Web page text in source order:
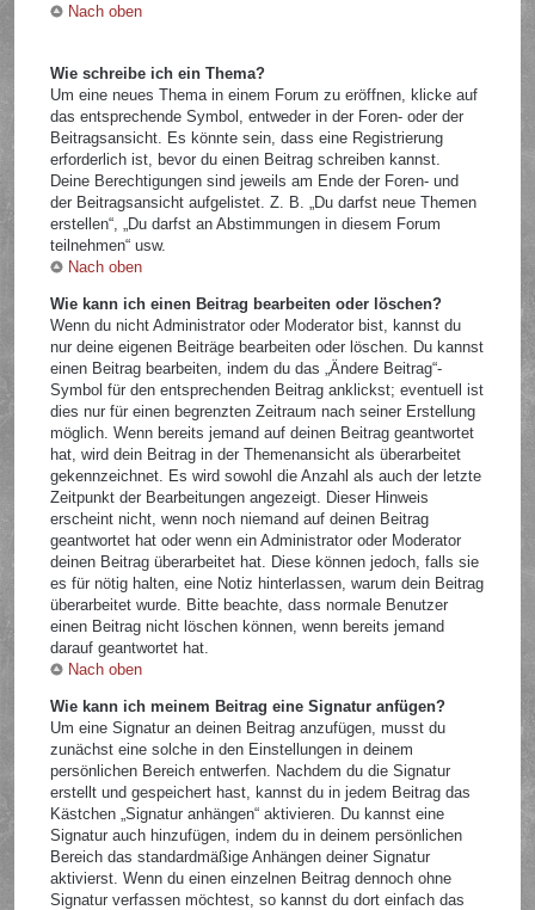
Nach oben
Wie schreibe ich ein Thema?
Um eine neues Thema in einem Forum zu eröffnen, klicke auf
das entsprechende Symbol, entweder in der Foren- oder der
Beitragsansicht. Es könnte sein, dass eine Registrierung
erforderlich ist, bevor du einen Beitrag schreiben kannst.
Deine Berechtigungen sind jeweils am Ende der Foren- und
der Beitragsansicht aufgelistet. Z. B. „Du darfst neue Themen
erstellen“, „Du darfst an Abstimmungen in diesem Forum
teilnehmen“ usw.
Nach oben
Wie kann ich einen Beitrag bearbeiten oder löschen?
Wenn du nicht Administrator oder Moderator bist, kannst du
nur deine eigenen Beiträge bearbeiten oder löschen. Du kannst
einen Beitrag bearbeiten, indem du das „Ändere Beitrag“-
Symbol für den entsprechenden Beitrag anklickst; eventuell ist
dies nur für einen begrenzten Zeitraum nach seiner Erstellung
möglich. Wenn bereits jemand auf deinen Beitrag geantwortet
hat, wird dein Beitrag in der Themenansicht als überarbeitet
gekennzeichnet. Es wird sowohl die Anzahl als auch der letzte
Zeitpunkt der Bearbeitungen angezeigt. Dieser Hinweis
erscheint nicht, wenn noch niemand auf deinen Beitrag
geantwortet hat oder wenn ein Administrator oder Moderator
deinen Beitrag überarbeitet hat. Diese können jedoch, falls sie
es für nötig halten, eine Notiz hinterlassen, warum dein Beitrag
überarbeitet wurde. Bitte beachte, dass normale Benutzer
einen Beitrag nicht löschen können, wenn bereits jemand
darauf geantwortet hat.
Nach oben
Wie kann ich meinem Beitrag eine Signatur anfügen?
Um eine Signatur an deinen Beitrag anzufügen, musst du
zunächst eine solche in den Einstellungen in deinem
persönlichen Bereich entwerfen. Nachdem du die Signatur
erstellt und gespeichert hast, kannst du in jedem Beitrag das
Kästchen „Signatur anhängen“ aktivieren. Du kannst eine
Signatur auch hinzufügen, indem du in deinem persönlichen
Bereich das standardmäßige Anhängen deiner Signatur
aktivierst. Wenn du einen einzelnen Beitrag dennoch ohne
Signatur verfassen möchtest, so kannst du dort einfach das